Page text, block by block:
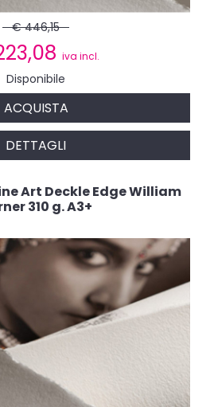
€ 446,15
iva incl.
Disponibile
ACQUISTA
DETTAGLI
Art Deckle Edge William
310 g. A3+